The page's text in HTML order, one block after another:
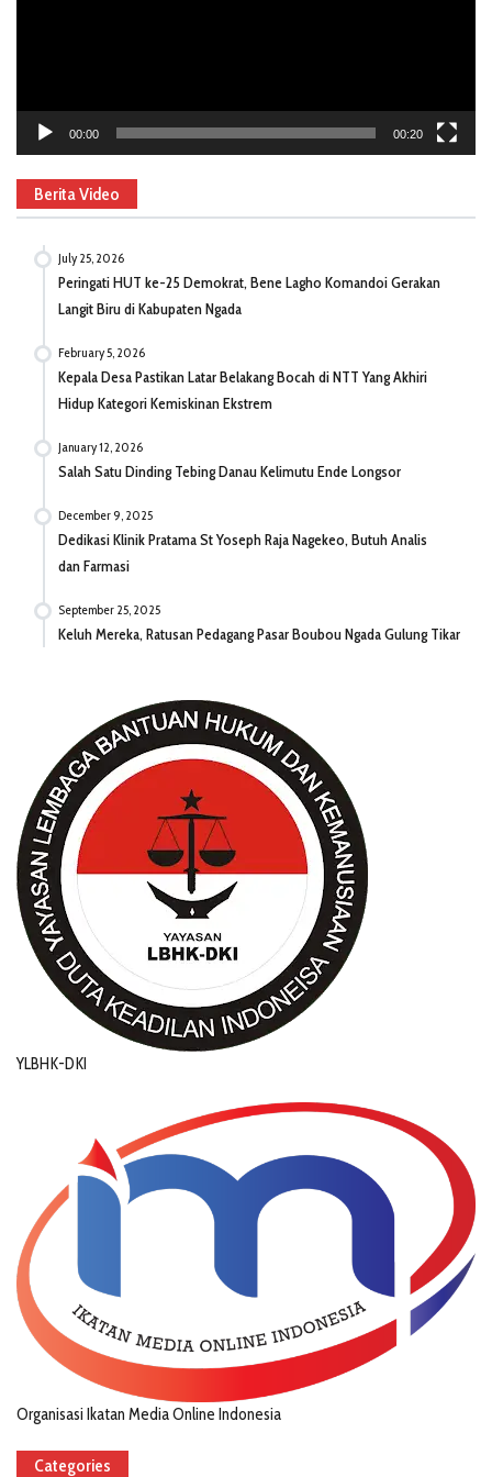
00:00 00:20
Berita Video
July 25, 2026
Peringati HUT ke-25 Demokrat, Bene Lagho Komandoi Gerakan
Langit Biru di Kabupaten Ngada
February 5, 2026
Kepala Desa Pastikan Latar Belakang Bocah di NTT Yang Akhiri
Hidup Kategori Kemiskinan Ekstrem
January 12, 2026
Salah Satu Dinding Tebing Danau Kelimutu Ende Longsor
December 9, 2025
Dedikasi Klinik Pratama St Yoseph Raja Nagekeo, Butuh Analis
dan Farmasi
September 25, 2025
Keluh Mereka, Ratusan Pedagang Pasar Boubou Ngada Gulung Tikar
YLBHK-DKI
Organisasi Ikatan Media Online Indonesia
Categories